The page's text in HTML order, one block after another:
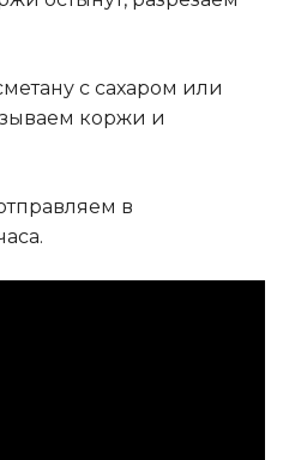
с сахаром или
коржи и
в